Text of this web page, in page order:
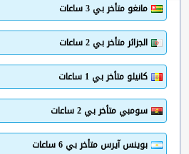
مانغو متأخر بي 3 ساعات
الجزائر متأخر بي 2 ساعات
كانيلو متأخر بي 1 ساعات
سومبي متأخر بي 2 ساعات
بوينس آيرس متأخر بي 6 ساعات